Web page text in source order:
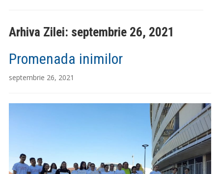
Arhiva Zilei: septembrie 26, 2021
Promenada inimilor
septembrie 26, 2021